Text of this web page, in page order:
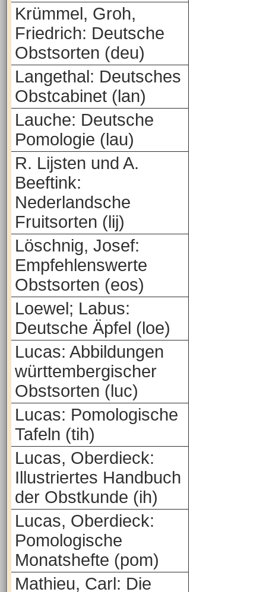
Krümmel, Groh,
Friedrich: Deutsche
Obstsorten (deu)
Langethal: Deutsches
Obstcabinet (lan)
Lauche: Deutsche
Pomologie (lau)
R. Lijsten und A.
Beeftink:
Nederlandsche
Fruitsorten (lij)
Löschnig, Josef:
Empfehlenswerte
Obstsorten (eos)
Loewel; Labus:
Deutsche Äpfel (loe)
Lucas: Abbildungen
württembergischer
Obstsorten (luc)
Lucas: Pomologische
Tafeln (tih)
Lucas, Oberdieck:
Illustriertes Handbuch
der Obstkunde (ih)
Lucas, Oberdieck:
Pomologische
Monatshefte (pom)
Mathieu, Carl: Die